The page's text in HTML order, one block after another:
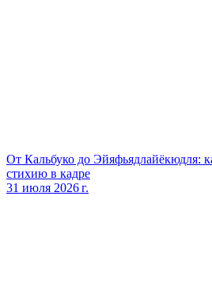
От Кальбуко до Эйяфьядлайёкюдля:
стихию в кадре
31 июля 2026 г.